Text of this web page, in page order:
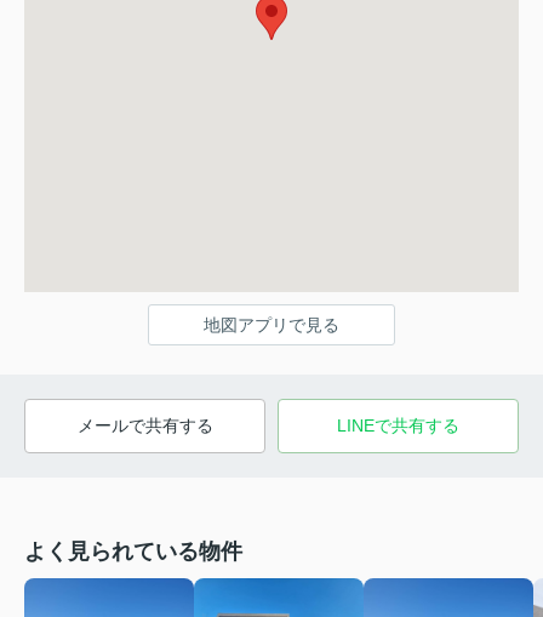
地図アプリで見る
メールで共有する LINEで共有する
よく見られている物件